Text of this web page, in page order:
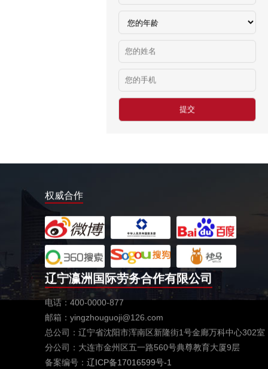
厨师、帮厨（夫妻工）
￥18000-20000RMB/月
新西兰-橱柜厂
￥25-27.76纽币/小时，2.6万RMB/月
新西兰-面点师
￥27-30纽币/小时
￥20万日元/月
新西兰-包装工
￥时薪：27.76纽币
新西兰保姆
￥年薪20左右
赴新西兰地板、地毯厂
急赴新西兰石材加工、台面师傅
权威合作
辽宁瀛洲国际劳务合作有限公司
电话：400-0000-877
邮箱：yingzhouguoji@126.com
总公司：辽宁省沈阳市浑南区新隆街1号金廊万科中心302室
分公司：大连市金州区五一路560号典尊教育大厦9层
备案编号： 辽ICP备17016599号-1